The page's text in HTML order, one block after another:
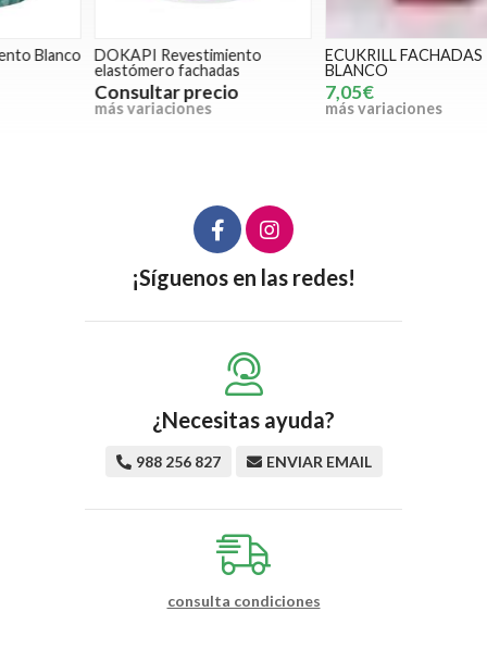
DOKAPI Revestimiento
elastómero fachadas
Consultar precio
más variaciones
ECUKRILL FACHADAS
más variaciones
¡Síguenos en las redes!
¿Necesitas ayuda?
988 256 827 ENVIAR EMAIL
consulta condiciones